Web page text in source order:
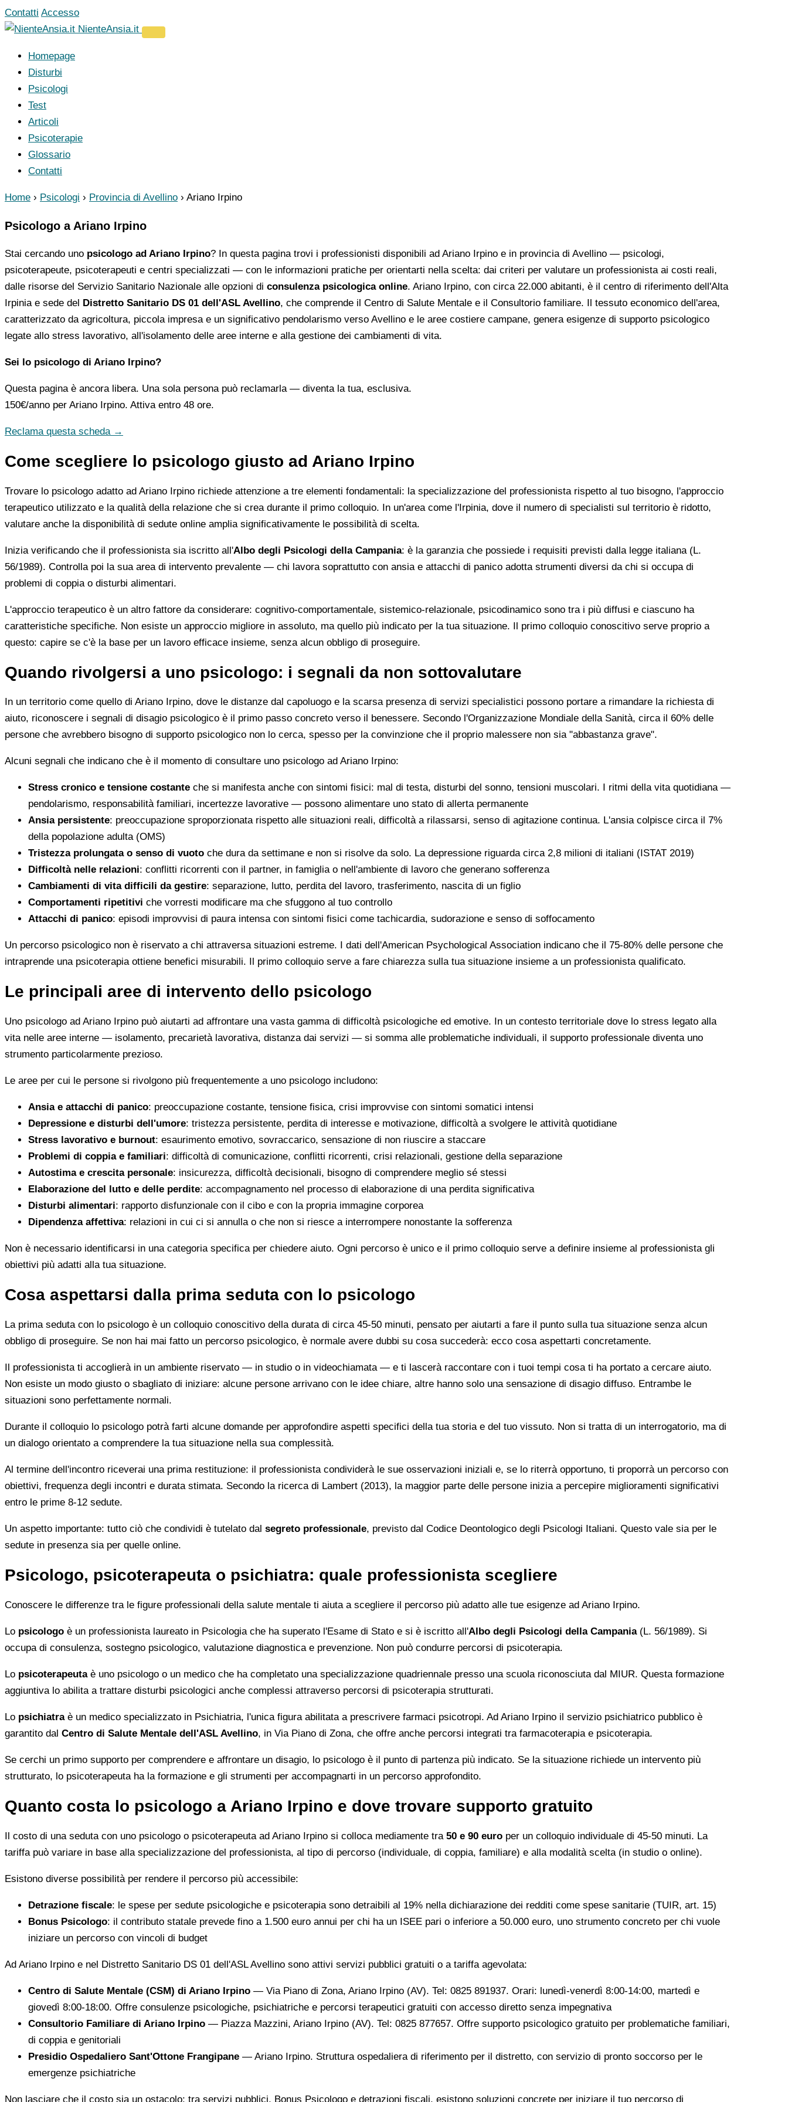
Vai
al
Contatti Accesso
NienteAnsia.it
Homepage
Disturbi
Psicologi
Test
Articoli
Psicoterapie
Glossario
Contatti
Home › Psicologi › Provincia di Avellino › Ariano Irpino
Psicologo a Ariano Irpino
Stai cercando uno psicologo ad Ariano Irpino? In questa pagina trovi i professionisti disponibili ad Ariano Irpino e in provincia di Avellino — psicologi,
psicoterapeute, psicoterapeuti e centri specializzati — con le informazioni pratiche per orientarti nella scelta: dai criteri per valutare un professionista ai costi reali,
dalle risorse del Servizio Sanitario Nazionale alle opzioni di consulenza psicologica online. Ariano Irpino, con circa 22.000 abitanti, è il centro di riferimento dell'Alta
Irpinia e sede del Distretto Sanitario DS 01 dell'ASL Avellino, che comprende il Centro di Salute Mentale e il Consultorio familiare. Il tessuto economico dell'area,
caratterizzato da agricoltura, piccola impresa e un significativo pendolarismo verso Avellino e le aree costiere campane, genera esigenze di supporto psicologico
legate allo stress lavorativo, all'isolamento delle aree interne e alla gestione dei cambiamenti di vita.
Sei lo psicologo di Ariano Irpino?
Questa pagina è ancora libera. Una sola persona può reclamarla — diventa la tua, esclusiva.
150€/anno per Ariano Irpino. Attiva entro 48 ore.
Reclama questa scheda →
Come scegliere lo psicologo giusto ad Ariano Irpino
Trovare lo psicologo adatto ad Ariano Irpino richiede attenzione a tre elementi fondamentali: la specializzazione del professionista rispetto al tuo bisogno, l'approccio
terapeutico utilizzato e la qualità della relazione che si crea durante il primo colloquio. In un'area come l'Irpinia, dove il numero di specialisti sul territorio è ridotto,
valutare anche la disponibilità di sedute online amplia significativamente le possibilità di scelta.
Inizia verificando che il professionista sia iscritto all'Albo degli Psicologi della Campania: è la garanzia che possiede i requisiti previsti dalla legge italiana (L.
56/1989). Controlla poi la sua area di intervento prevalente — chi lavora soprattutto con ansia e attacchi di panico adotta strumenti diversi da chi si occupa di
problemi di coppia o disturbi alimentari.
L'approccio terapeutico è un altro fattore da considerare: cognitivo-comportamentale, sistemico-relazionale, psicodinamico sono tra i più diffusi e ciascuno ha
caratteristiche specifiche. Non esiste un approccio migliore in assoluto, ma quello più indicato per la tua situazione. Il primo colloquio conoscitivo serve proprio a
questo: capire se c'è la base per un lavoro efficace insieme, senza alcun obbligo di proseguire.
Quando rivolgersi a uno psicologo: i segnali da non sottovalutare
In un territorio come quello di Ariano Irpino, dove le distanze dal capoluogo e la scarsa presenza di servizi specialistici possono portare a rimandare la richiesta di
aiuto, riconoscere i segnali di disagio psicologico è il primo passo concreto verso il benessere. Secondo l'Organizzazione Mondiale della Sanità, circa il 60% delle
persone che avrebbero bisogno di supporto psicologico non lo cerca, spesso per la convinzione che il proprio malessere non sia "abbastanza grave".
Alcuni segnali che indicano che è il momento di consultare uno psicologo ad Ariano Irpino:
Stress cronico e tensione costante che si manifesta anche con sintomi fisici: mal di testa, disturbi del sonno, tensioni muscolari. I ritmi della vita quotidiana —
pendolarismo, responsabilità familiari, incertezze lavorative — possono alimentare uno stato di allerta permanente
Ansia persistente: preoccupazione sproporzionata rispetto alle situazioni reali, difficoltà a rilassarsi, senso di agitazione continua. L'ansia colpisce circa il 7%
della popolazione adulta (OMS)
Tristezza prolungata o senso di vuoto che dura da settimane e non si risolve da solo. La depressione riguarda circa 2,8 milioni di italiani (ISTAT 2019)
Difficoltà nelle relazioni: conflitti ricorrenti con il partner, in famiglia o nell'ambiente di lavoro che generano sofferenza
Cambiamenti di vita difficili da gestire: separazione, lutto, perdita del lavoro, trasferimento, nascita di un figlio
Comportamenti ripetitivi che vorresti modificare ma che sfuggono al tuo controllo
Attacchi di panico: episodi improvvisi di paura intensa con sintomi fisici come tachicardia, sudorazione e senso di soffocamento
Un percorso psicologico non è riservato a chi attraversa situazioni estreme. I dati dell'American Psychological Association indicano che il 75-80% delle persone che
intraprende una psicoterapia ottiene benefici misurabili. Il primo colloquio serve a fare chiarezza sulla tua situazione insieme a un professionista qualificato.
Le principali aree di intervento dello psicologo
Uno psicologo ad Ariano Irpino può aiutarti ad affrontare una vasta gamma di difficoltà psicologiche ed emotive. In un contesto territoriale dove lo stress legato alla
vita nelle aree interne — isolamento, precarietà lavorativa, distanza dai servizi — si somma alle problematiche individuali, il supporto professionale diventa uno
strumento particolarmente prezioso.
Le aree per cui le persone si rivolgono più frequentemente a uno psicologo includono:
Ansia e attacchi di panico: preoccupazione costante, tensione fisica, crisi improvvise con sintomi somatici intensi
Depressione e disturbi dell'umore: tristezza persistente, perdita di interesse e motivazione, difficoltà a svolgere le attività quotidiane
Stress lavorativo e burnout: esaurimento emotivo, sovraccarico, sensazione di non riuscire a staccare
Problemi di coppia e familiari: difficoltà di comunicazione, conflitti ricorrenti, crisi relazionali, gestione della separazione
Autostima e crescita personale: insicurezza, difficoltà decisionali, bisogno di comprendere meglio sé stessi
Elaborazione del lutto e delle perdite: accompagnamento nel processo di elaborazione di una perdita significativa
Disturbi alimentari: rapporto disfunzionale con il cibo e con la propria immagine corporea
Dipendenza affettiva: relazioni in cui ci si annulla o che non si riesce a interrompere nonostante la sofferenza
Non è necessario identificarsi in una categoria specifica per chiedere aiuto. Ogni percorso è unico e il primo colloquio serve a definire insieme al professionista gli
obiettivi più adatti alla tua situazione.
Cosa aspettarsi dalla prima seduta con lo psicologo
La prima seduta con lo psicologo è un colloquio conoscitivo della durata di circa 45-50 minuti, pensato per aiutarti a fare il punto sulla tua situazione senza alcun
obbligo di proseguire. Se non hai mai fatto un percorso psicologico, è normale avere dubbi su cosa succederà: ecco cosa aspettarti concretamente.
Il professionista ti accoglierà in un ambiente riservato — in studio o in videochiamata — e ti lascerà raccontare con i tuoi tempi cosa ti ha portato a cercare aiuto.
Non esiste un modo giusto o sbagliato di iniziare: alcune persone arrivano con le idee chiare, altre hanno solo una sensazione di disagio diffuso. Entrambe le
situazioni sono perfettamente normali.
Durante il colloquio lo psicologo potrà farti alcune domande per approfondire aspetti specifici della tua storia e del tuo vissuto. Non si tratta di un interrogatorio, ma di
un dialogo orientato a comprendere la tua situazione nella sua complessità.
Al termine dell'incontro riceverai una prima restituzione: il professionista condividerà le sue osservazioni iniziali e, se lo riterrà opportuno, ti proporrà un percorso con
obiettivi, frequenza degli incontri e durata stimata. Secondo la ricerca di Lambert (2013), la maggior parte delle persone inizia a percepire miglioramenti significativi
entro le prime 8-12 sedute.
Un aspetto importante: tutto ciò che condividi è tutelato dal segreto professionale, previsto dal Codice Deontologico degli Psicologi Italiani. Questo vale sia per le
sedute in presenza sia per quelle online.
Psicologo, psicoterapeuta o psichiatra: quale professionista scegliere
Conoscere le differenze tra le figure professionali della salute mentale ti aiuta a scegliere il percorso più adatto alle tue esigenze ad Ariano Irpino.
Lo psicologo è un professionista laureato in Psicologia che ha superato l'Esame di Stato e si è iscritto all'Albo degli Psicologi della Campania(L. 56/1989). Si
occupa di consulenza, sostegno psicologico, valutazione diagnostica e prevenzione. Non può condurre percorsi di psicoterapia.
Lo psicoterapeutaè uno psicologo o un medico che ha completato una specializzazione quadriennale presso una scuola riconosciuta dal MIUR. Questa formazione
aggiuntiva lo abilita a trattare disturbi psicologici anche complessi attraverso percorsi di psicoterapia strutturati.
Lo psichiatraè un medico specializzato in Psichiatria, l'unica figura abilitata a prescrivere farmaci psicotropi. Ad Ariano Irpino il servizio psichiatrico pubblico è
garantito dal Centro di Salute Mentale dell'ASL Avellino, in Via Piano di Zona, che offre anche percorsi integrati tra farmacoterapia e psicoterapia.
Se cerchi un primo supporto per comprendere e affrontare un disagio, lo psicologo è il punto di partenza più indicato. Se la situazione richiede un intervento più
strutturato, lo psicoterapeuta ha la formazione e gli strumenti per accompagnarti in un percorso approfondito.
Quanto costa lo psicologo a Ariano Irpino e dove trovare supporto gratuito
Il costo di una seduta con uno psicologo o psicoterapeuta ad Ariano Irpino si colloca mediamente tra 50 e 90 euro per un colloquio individuale di 45-50 minuti. La
tariffa può variare in base alla specializzazione del professionista, al tipo di percorso (individuale, di coppia, familiare) e alla modalità scelta (in studio o online).
Esistono diverse possibilità per rendere il percorso più accessibile:
Detrazione fiscale: le spese per sedute psicologiche e psicoterapia sono detraibili al 19% nella dichiarazione dei redditi come spese sanitarie (TUIR, art. 15)
Bonus Psicologo: il contributo statale prevede fino a 1.500 euro annui per chi ha un ISEE pari o inferiore a 50.000 euro, uno strumento concreto per chi vuole
iniziare un percorso con vincoli di budget
Ad Ariano Irpino e nel Distretto Sanitario DS 01 dell'ASL Avellino sono attivi servizi pubblici gratuiti o a tariffa agevolata:
Centro di Salute Mentale (CSM) di Ariano Irpino — Via Piano di Zona, Ariano Irpino (AV). Tel: 0825 891937. Orari: lunedì-venerdì 8:00-14:00, martedì e
giovedì 8:00-18:00. Offre consulenze psicologiche, psichiatriche e percorsi terapeutici gratuiti con accesso diretto senza impegnativa
Consultorio Familiare di Ariano Irpino — Piazza Mazzini, Ariano Irpino (AV). Tel: 0825 877657. Offre supporto psicologico gratuito per problematiche familiari,
di coppia e genitoriali
Presidio Ospedaliero Sant'Ottone Frangipane — Ariano Irpino. Struttura ospedaliera di riferimento per il distretto, con servizio di pronto soccorso per le
emergenze psichiatriche
Non lasciare che il costo sia un ostacolo: tra servizi pubblici, Bonus Psicologo e detrazioni fiscali, esistono soluzioni concrete per iniziare il tuo percorso di